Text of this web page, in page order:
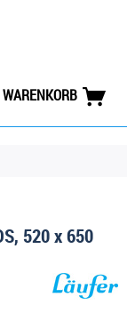
WARENKORB
520 x 650